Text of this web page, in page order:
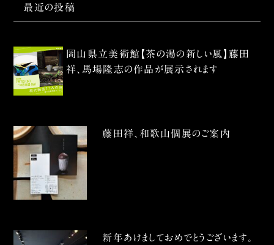
最近の投稿
岡山県立美術館【茶の湯の新しい風】藤田
祥、馬場隆志の作品が展示されます
藤田祥、和歌山個展のご案内
新年あけましておめでとうございます。